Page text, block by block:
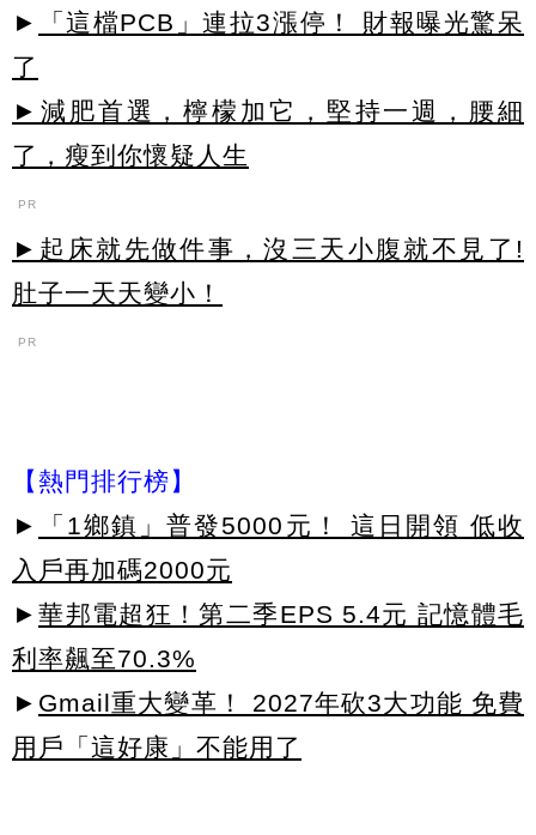
►
「這檔PCB」連拉3漲停！ 財報曝光驚呆
了
►減肥首選，檸檬加它，堅持一週，腰細
了，瘦到你懷疑人生
PR
►起床就先做件事，沒三天小腹就不見了!
肚子一天天變小！
PR
【熱門排行榜】
►
「1鄉鎮」普發5000元！ 這日開領 低收
入戶再加碼2000元
► 華邦電超狂！第二季EPS 5.4元 記憶體毛
利率飆至70.3%
► Gmail重大變革！ 2027年砍3大功能 免費
用戶「這好康」不能用了